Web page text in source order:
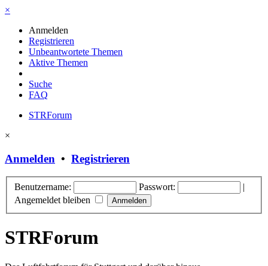
×
Anmelden
Registrieren
Unbeantwortete Themen
Aktive Themen
Suche
FAQ
STRForum
×
Anmelden • Registrieren
Benutzername: Passwort:
|
Angemeldet bleiben
STRForum